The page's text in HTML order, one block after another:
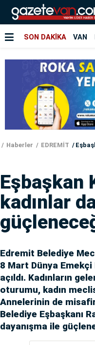
SON DAKİKA VAN
Haberler EDREMİT Eşbaşkan
Eşbaşkan
kadınlar
Edremit Belediye
8 Mart Dünya Emekçi
açıldı. Kadınların
oturumu, kadın
Annelerinin de
Belediye Eşbaşkanı
dayanışma ile